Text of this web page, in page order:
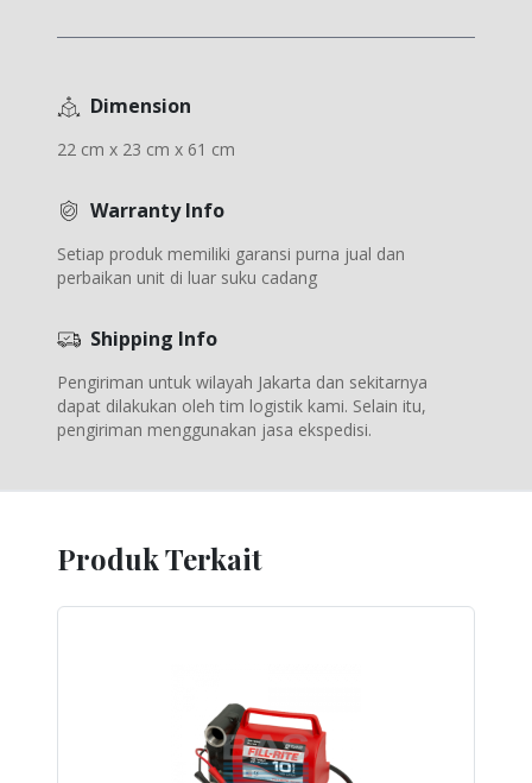
Dimension
22 cm x 23 cm x 61 cm
Warranty Info
Setiap produk memiliki garansi purna jual dan
perbaikan unit di luar suku cadang
Shipping Info
Pengiriman untuk wilayah Jakarta dan sekitarnya
dapat dilakukan oleh tim logistik kami. Selain itu,
pengiriman menggunakan jasa ekspedisi.
Produk Terkait